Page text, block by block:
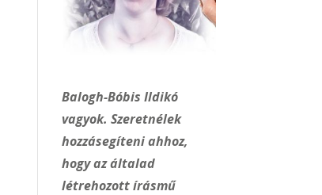
Balogh-Bóbis Ildikó
vagyok. Szeretnélek
hozzásegíteni ahhoz,
hogy az általad
létrehozott írásmű